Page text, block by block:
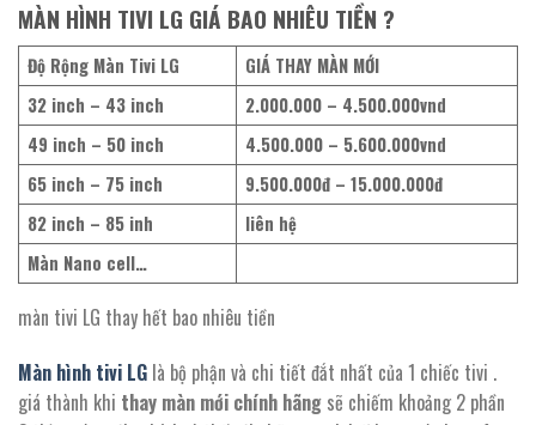
MÀN HÌNH TIVI LG GIÁ BAO NHIÊU TIỀN ?
Độ Rộng Màn Tivi LG
GIÁ THAY MÀN MỚI
32 inch – 43 inch
2.000.000 – 4.500.000vnd
49 inch – 50 inch
4.500.000 – 5.600.000vnd
65 inch – 75 inch
9.500.000đ – 15.000.000đ
82 inch – 85 inh
liên hệ
Màn Nano cell…
màn tivi LG thay hết bao nhiêu tiền
Màn hình tivi LG là bộ phận và chi tiết đắt nhất của 1 chiếc tivi .
giá thành khi thay màn mới chính hãng sẽ chiếm khoảng 2 phần